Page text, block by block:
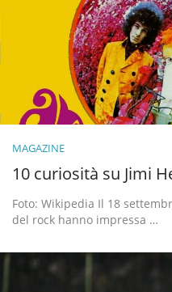
MAGAZINE
10 curiosità su Jimi
Foto: Wikipedia Il 18
del rock hanno impressa …